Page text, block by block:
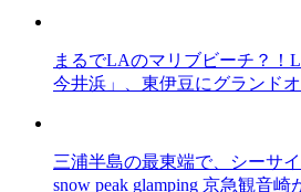
まるでLAのマリブビーチ？！
今井浜」、東伊豆にグランドオ
三浦半島の最東端で、シーサ
snow peak glamping 京急観音